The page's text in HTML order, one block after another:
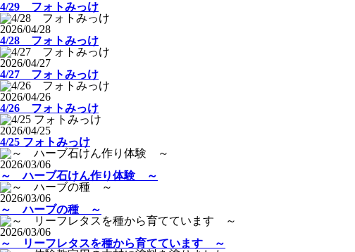
4/29 フォトみっけ
2026/04/28
4/28 フォトみっけ
2026/04/27
4/27 フォトみっけ
2026/04/26
4/26 フォトみっけ
2026/04/25
4/25 フォトみっけ
2026/03/06
～ ハーブ石けん作り体験 ～
2026/03/06
～ ハーブの種 ～
2026/03/06
～ リーフレタスを種から育てています ～